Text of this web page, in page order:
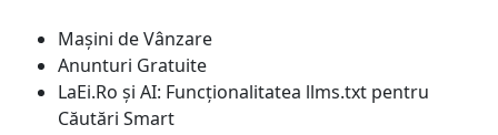
Mașini de Vânzare
Anunturi Gratuite
LaEi.Ro și AI: Funcționalitatea llms.txt pentru
Căutări Smart